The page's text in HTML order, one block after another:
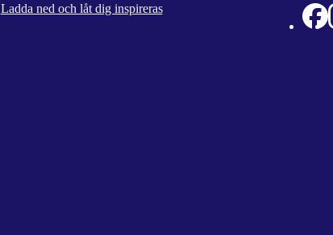
Ladda ned och låt dig inspireras